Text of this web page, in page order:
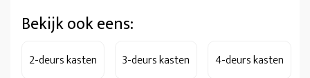
Bekijk ook eens:
2-deurs kasten 3-deurs kasten 4-deurs kasten